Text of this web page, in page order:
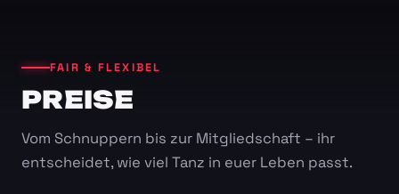
FAIR & FLEXIBEL
PREISE
Vom Schnuppern bis zur Mitgliedschaft – ihr
entscheidet, wie viel Tanz in euer Leben passt.